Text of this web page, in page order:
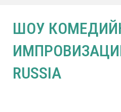
ШОУ
RUSSIA